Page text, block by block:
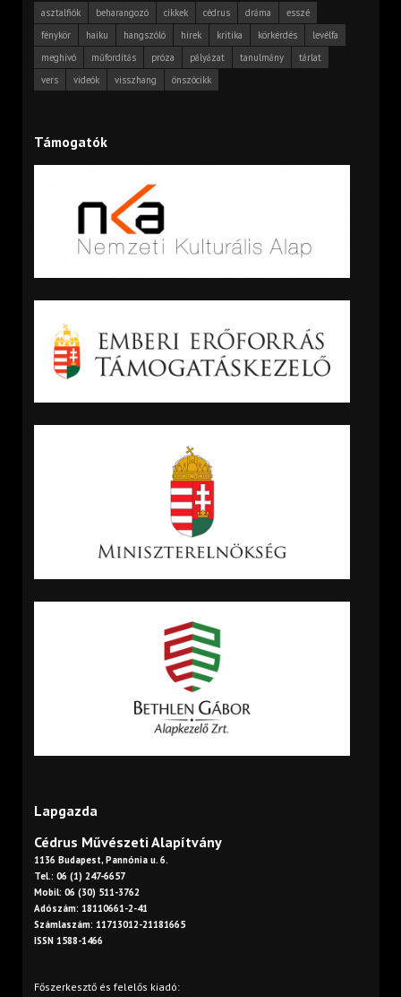
asztalfiók beharangozó cikkek cédrus dráma
esszé
fénykör
haiku hangszóló hírek kritika körkérdés
levélfa
meghívó
műfordítás próza pályázat tanulmány
tárlat
vers
videók visszhang önszócikk
Támogatók
Lapgazda
Cédrus Művészeti Alapítvány
1136 Budapest, Pannónia u. 6.
Tel.: 06 (1) 247-6657
Mobil: 06 (30) 511-3762
Adószám: 18110661-2-41
Számlaszám: 11713012-21181665
ISSN 1588-1466
Főszerkesztő és felelős kiadó: